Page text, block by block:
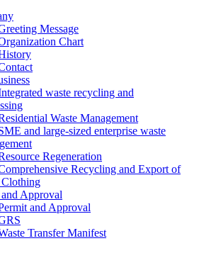
Message
Chart
waste recycling and
Waste Management
and large-sized enterprise waste
Regeneration
Recycling and Export of
Approval
and Approval
Transfer Manifest